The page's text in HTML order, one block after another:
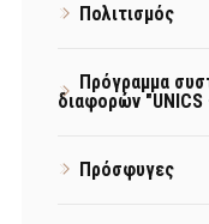
Πολιτισμός
Πρόγραμμα
διαφορών
Πρόσφυγες